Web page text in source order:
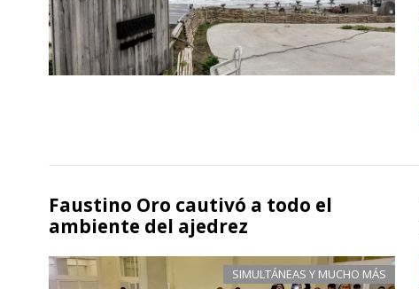
Faustino Oro cautivó a todo el
ambiente del ajedrez
SIMULTÁNEAS Y MUCHO MÁS